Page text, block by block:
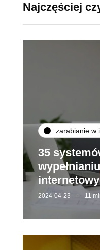
Najczęściej
zarabianie w
35
2024-04-23 11